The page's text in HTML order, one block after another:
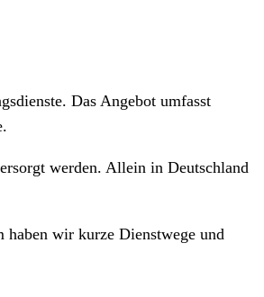
Das Angebot umfasst
werden. Allein in Deutschland
haben wir kurze Dienstwege und